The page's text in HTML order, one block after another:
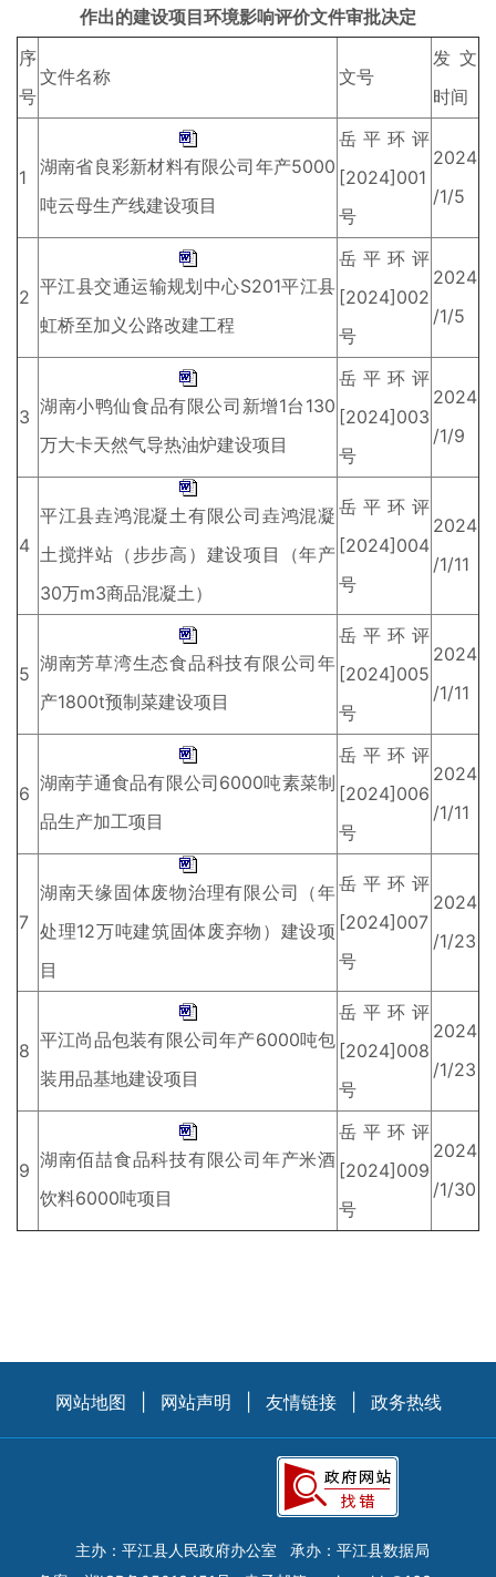
作出的建设项目环境影响评价文件审批决定
序
号
文件名称 文号
发文
时间
1
湖南省良彩新材料有限公司年产5000
吨云母生产线建设项目
岳平环评
[2024]001
号
2024
/1/5
2 平江县交通运输规划中心S201平江县
虹桥至加义公路改建工程
岳平环评
[2024]002
号
2024
/1/5
3 湖南小鸭仙食品有限公司新增1台130
万大卡天然气导热油炉建设项目
岳平环评
[2024]003
号
2024
/1/9
4
平江县垚鸿混凝土有限公司垚鸿混凝
土搅拌站（步步高）建设项目（年产
30万m3商品混凝土）
岳平环评
[2024]004
号
2024
/1/11
5 湖南芳草湾生态食品科技有限公司年
产1800t预制菜建设项目
岳平环评
[2024]005
号
2024
/1/11
6 湖南芋通食品有限公司6000吨素菜制
品生产加工项目
岳平环评
[2024]006
号
2024
/1/11
7
湖南天缘固体废物治理有限公司（年
处理12万吨建筑固体废弃物）建设项
目
岳平环评
[2024]007
号
2024
/1/23
8 平江尚品包装有限公司年产6000吨包
装用品基地建设项目
岳平环评
[2024]008
号
2024
/1/23
9 湖南佰喆食品科技有限公司年产米酒
饮料6000吨项目
岳平环评
[2024]009
号
2024
/1/30
网站地图 网站声明 友情链接 政务热线
主办：平江县人民政府办公室
承办：平江县数据局